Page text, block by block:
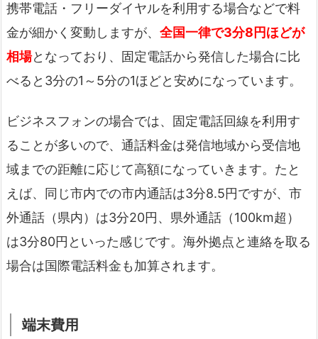
携帯電話・フリーダイヤルを利用する場合などで料
金が細かく変動しますが、 全国一律で3分8円ほどが
相場となっており、固定電話から発信した場合に比
べると3分の1～5分の1ほどと安めになっています。
ビジネスフォンの場合では、固定電話回線を利用す
ることが多いので、通話料金は発信地域から受信地
域までの距離に応じて高額になっていきます。たと
えば、同じ市内での市内通話は3分8.5円ですが、市
外通話（県内）は3分20円、県外通話（100km超）
は3分80円といった感じです。海外拠点と連絡を取る
場合は国際電話料金も加算されます。
端末費用